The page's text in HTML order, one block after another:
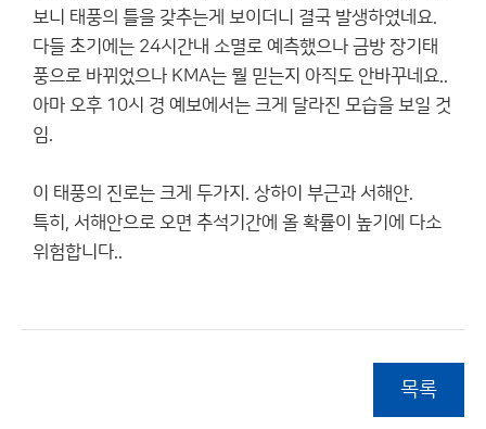
보니 태풍의 틀을 갖추는게 보이더니 결국 발생하였네요.
다들 초기에는 24시간내 소멸로 예측했으나 금방 장기태
풍으로 바뀌었으나 KMA는 뭘 믿는지 아직도 안바꾸네요..
아마 오후 10시 경 예보에서는 크게 달라진 모습을 보일 것
임.
이 태풍의 진로는 크게 두가지. 상하이 부근과 서해안.
특히, 서해안으로 오면 추석기간에 올 확률이 높기에 다소
위험합니다..
목록